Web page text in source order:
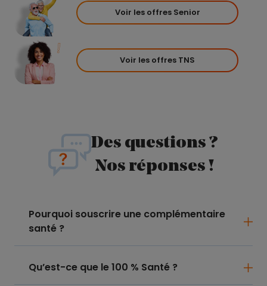
Voir les offres Senior
Voir les offres TNS
Des questions ?
Nos réponses !
Pourquoi souscrire une complémentaire
santé ?
Qu’est-ce que le 100 % Santé ?